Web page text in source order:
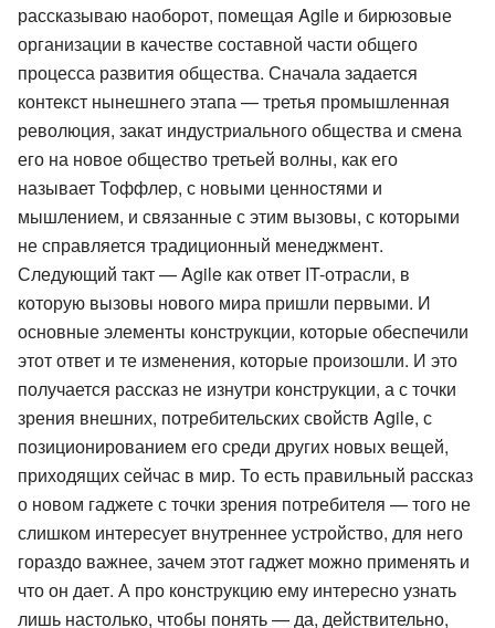
рассказываю наоборот, помещая Agile и бирюзовые
организации в качестве составной части общего
процесса развития общества. Сначала задается
контекст нынешнего этапа — третья промышленная
революция, закат индустриального общества и смена
его на новое общество третьей волны, как его
называет Тоффлер, с новыми ценностями и
мышлением, и связанные с этим вызовы, с которыми
не справляется традиционный менеджмент.
Следующий такт — Agile как ответ IT-отрасли, в
которую вызовы нового мира пришли первыми. И
основные элементы конструкции, которые обеспечили
этот ответ и те изменения, которые произошли. И это
получается рассказ не изнутри конструкции, а с точки
зрения внешних, потребительских свойств Agile, с
позиционированием его среди других новых вещей,
приходящих сейчас в мир. То есть правильный рассказ
о новом гаджете с точки зрения потребителя — того не
слишком интересует внутреннее устройство, для него
гораздо важнее, зачем этот гаджет можно применять и
что он дает. А про конструкцию ему интересно узнать
лишь настолько, чтобы понять — да, действительно,